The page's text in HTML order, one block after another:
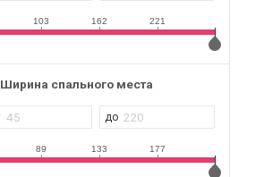
103 162 221
Ширина спального места
89 133 177